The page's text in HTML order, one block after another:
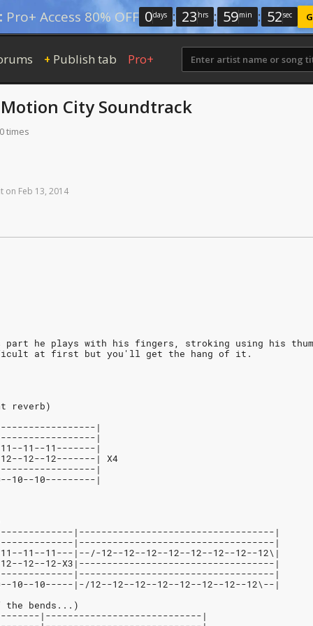
Pro+ Access 80% OFF 0days : 23 hrs : 59min : 51sec
+ Publish tab Pro+
Motion City Soundtrack
times
on Feb 13, 2014
part he plays with his fingers, stroking using his
at first but you'll get the hang of it.
reverb)
|
|
11--11-------|
12--12-------| X4
|
10--10---------|
|-----------------------------------|
|-----------------------------------|
11--11---|--/-12--12--12--12--12--12--12--12\|
12--12--12-X3|-----------------------------------|
|-----------------------------------|
10--10-----|-/12--12--12--12--12--12--12--12\--|
bends...)
|----------------------------|